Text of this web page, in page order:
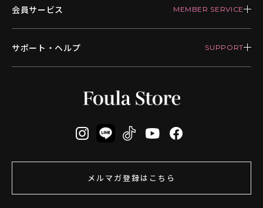
会員サービス
サポート・ヘルプ
メルマガ登録はこちら